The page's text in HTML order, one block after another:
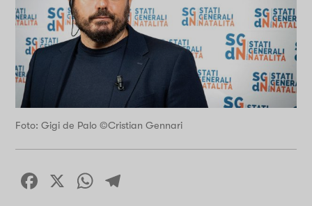
Foto: Gigi de Palo ©Cristian Gennari
Facebook
X WhatsApp